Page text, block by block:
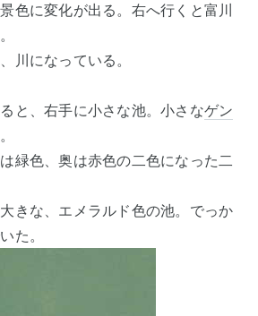
色に変化が出る。右へ行くと富川
川になっている。
と、右手に小さな池。小さなゲン
緑色、奥は赤色の二色になった二
きな、エメラルド色の池。でっか
た。